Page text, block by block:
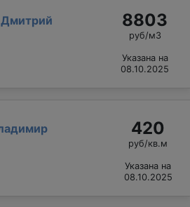
8803
руб/м3
Указана на
08.10.2025
420
руб/кв.м
Указана на
08.10.2025